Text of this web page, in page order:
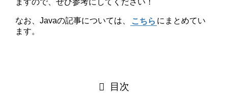
ますので、ぜひ参考にしてください！
なお、Javaの記事については、 こちら にまとめてい
ます。
目次